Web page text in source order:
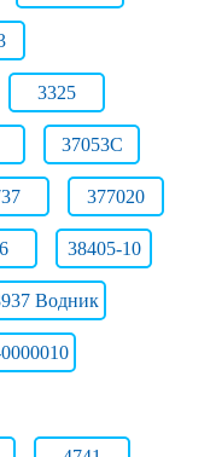
3325
37053С
377020
38405-10
Водник